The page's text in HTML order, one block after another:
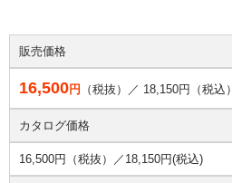
販売価格
16,500円 （税抜）／ 18,150円（税込）
カタログ価格
16,500円（税抜）／ 18,150円(税込)